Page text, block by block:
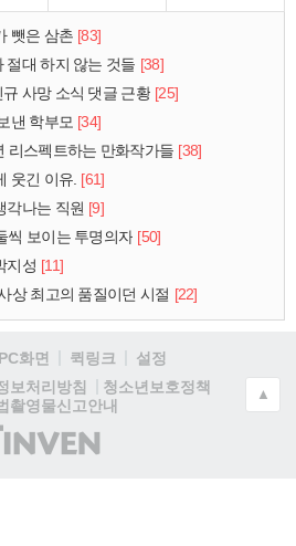
뺏은 삼촌 [83]
절대 하지 않는 것들 [38]
사망 소식 댓글 근황 [25]
낸 학부모 [34]
리스펙트하는 만화작가들 [38]
웃긴 이유. [61]
각나는 직원 [9]
씩 보이는 투명의자 [50]
지성 [11]
상 최고의 품질이던 시절 [22]
PC화면 퀵링크
설정
보처리방침
청소년보호정책
촬영물신고안내
(주)
인
▲